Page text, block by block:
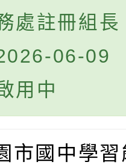
處註冊組長
06-09
用中
市國中學